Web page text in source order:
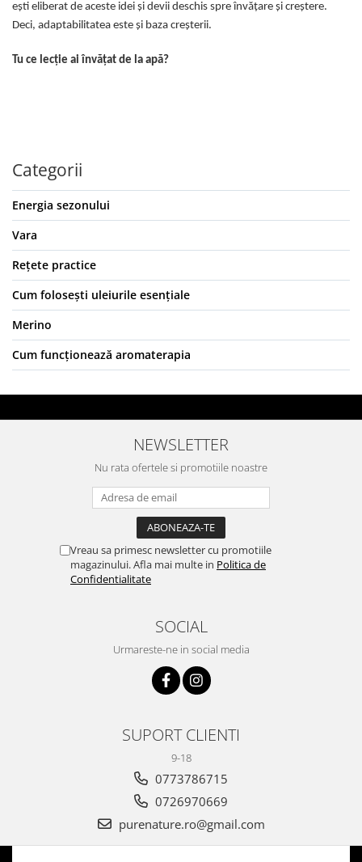
ești eliberat de aceste idei și devii deschis spre învățare și creștere.
Deci, adaptabilitatea este și baza creșterii.
Tu ce lecție ai învățat de la apă?
Categorii
Energia sezonului
Vara
Rețete practice
Cum folosești uleiurile esențiale
Merino
Cum funcționează aromaterapia
NEWSLETTER
Nu rata ofertele si promotiile noastre
Vreau sa primesc newsletter cu promotiile
magazinului. Afla mai multe in Politica de
Confidentialitate
SOCIAL
Urmareste-ne in social media
SUPORT CLIENTI
9-18
0773786715
0726970669
purenature.ro@gmail.com